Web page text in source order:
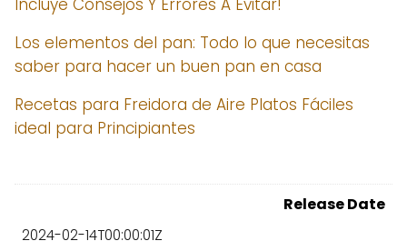
Incluye Consejos Y Errores A Evitar!
Los elementos del pan: Todo lo que necesitas
saber para hacer un buen pan en casa
Recetas para Freidora de Aire Platos Fáciles
ideal para Principiantes
Release Date
2024-02-14T00:00:01Z